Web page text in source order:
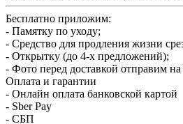
Бесплатно приложим:
- Памятку по уходу;
- Средство для продления жизни
- Открытку (до 4-х предложений);
- Фото перед доставкой отправим
Оплата и гарантии
- Онлайн оплата банковской картой
- Sber Pay
- СБП